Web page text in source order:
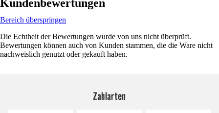
Kundenbewertungen
Bereich überspringen
Die Echtheit der Bewertungen wurde von uns nicht überprüft.
Bewertungen können auch von Kunden stammen, die die Ware nicht
nachweislich genutzt oder gekauft haben.
Zahlarten